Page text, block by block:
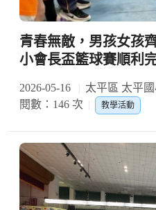
青春無敵，男孩女孩
小會長盃籃球賽順利
2026-05-16 太平區 太平
閱數：146 次
教學活動